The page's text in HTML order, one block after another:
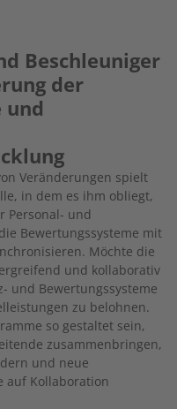
Beschleuniger
der
und
Veränderungen spielt
in dem es ihm obliegt,
Personal- und
Bewertungssysteme mit
Möchte die
und kollaborativ
und Bewertungssysteme
zu belohnen.
so gestaltet sein,
zusammenbringen,
und neue
auf Kollaboration